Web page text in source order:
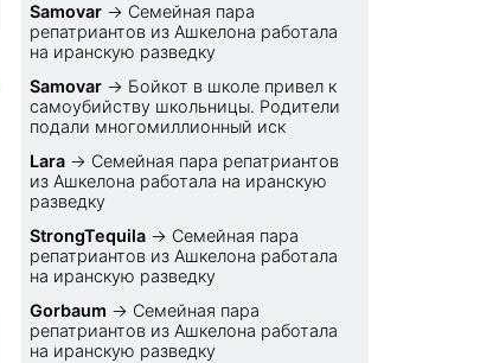
Samovar → Семейная пара
репатриантов из Ашкелона работала
на иранскую разведку
Samovar → Бойкот в школе привел к
самоубийству школьницы. Родители
подали многомиллионный иск
Lara → Семейная пара репатриантов
из Ашкелона работала на иранскую
разведку
StrongTequila → Семейная пара
репатриантов из Ашкелона работала
на иранскую разведку
Gorbaum → Семейная пара
репатриантов из Ашкелона работала
на иранскую разведку